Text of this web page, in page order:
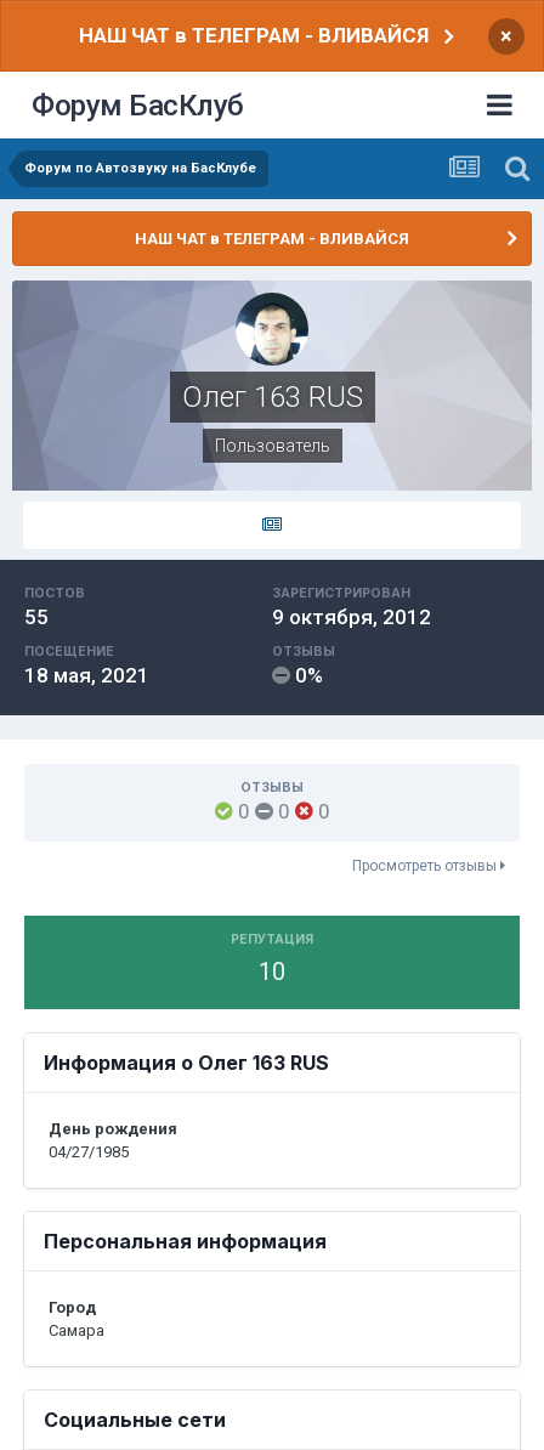
НАШ ЧАТ в ТЕЛЕГРАМ - ВЛИВАЙСЯ ×
Форум БасКлуб
Форум по Автозвуку на БасКлубе
НАШ ЧАТ в ТЕЛЕГРАМ - ВЛИВАЙСЯ
Олег 163 RUS
Пользователь
ПОСТОВ
55
ЗАРЕГИСТРИРОВАН
9 октября, 2012
ПОСЕЩЕНИЕ
18 мая, 2021
ОТЗЫВЫ
0%
ОТЗЫВЫ
0 0 0
Просмотреть отзывы
РЕПУТАЦИЯ
10
Информация о Олег 163 RUS
День рождения
04/27/1985
Персональная информация
Город
Самара
Социальные сети